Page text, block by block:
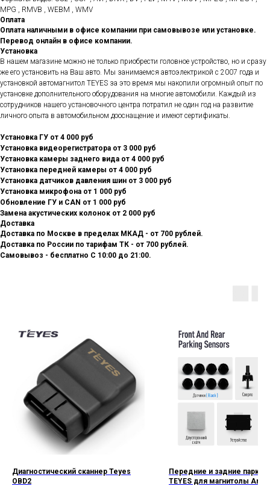
MPG , RMVB , WEBM , WMV
Оплата
Оплата наличными в офисе компании при самовывозе или установке.
Перевод онлайн в офисе компании.
Установка
В нашем магазине можно не только приобрести головное устройство, но и сразу
же его установить на Ваш авто. Мы занимаемся автоэлектрикой с 2007 года и
установкой автомагнитол TEYES за это время мы накопили огромный опыт по
установке дополнительного оборудования на многие автомобили. Каждый из
сотрудников нашего установочного центра потратил не один год на развитие
личного опыта в автомобильном дооснащение и имеют сертификаты.
Установка ГУ от 4 000 руб
Установка видеорегистратора от 3 000 руб
Установка камеры заднего вида от 4 000 руб
Установка передней камеры от 4 000 руб
Установка датчиков давления шин от 3 000 руб
Установка микрофона от 1 000 руб
Обновление ГУ и CAN от 1 000 руб
Замена акустических колонок от 2 000 руб
Доставка
Доставка по Москве в пределах МКАД - от 700 рублей.
Доставка по России по тарифам ТК - от 700 рублей.
Самовывоз - бесплатно С 10:00 до 21:00.
Диагностический сканнер Teyes
OBD2
Передние и задние
TEYES для магнитолы